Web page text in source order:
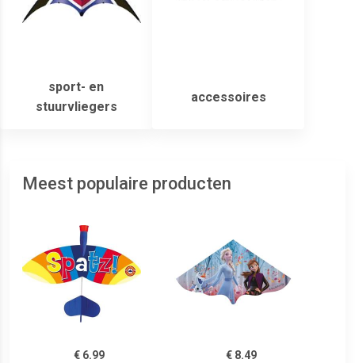
sport- en
stuurvliegers
accessoires
Meest populaire producten
€ 6.99
€ 8.49